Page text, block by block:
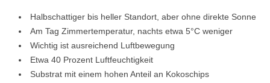
Halbschattiger bis heller Standort, aber ohne direkte Sonne
Am Tag Zimmertemperatur, nachts etwa 5°C weniger
Wichtig ist ausreichend Luftbewegung
Etwa 40 Prozent Luftfeuchtigkeit
Substrat mit einem hohen Anteil an Kokoschips